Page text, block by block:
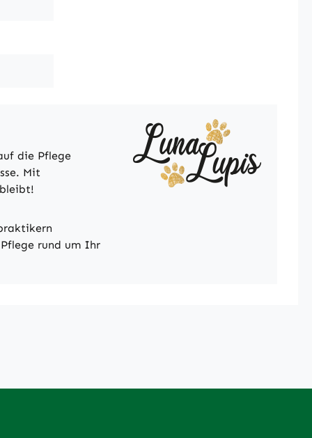
die Pflege
Mit
rund um Ihr